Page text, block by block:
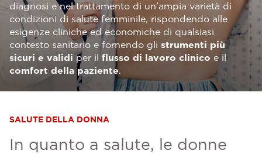
diagnosi e nel trattamento di un’ampia varietà di
condizioni di salute femminile, rispondendo alle
esigenze cliniche ed economiche di qualsiasi
contesto sanitario e fornendo gli strumenti più
sicuri e validi per il flusso di lavoro clinico e il
comfort della paziente.
SALUTE DELLA DONNA
In quanto a salute, le donne